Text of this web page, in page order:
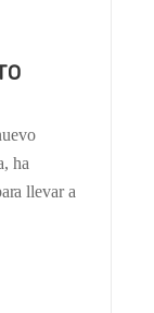
ha
llevar a